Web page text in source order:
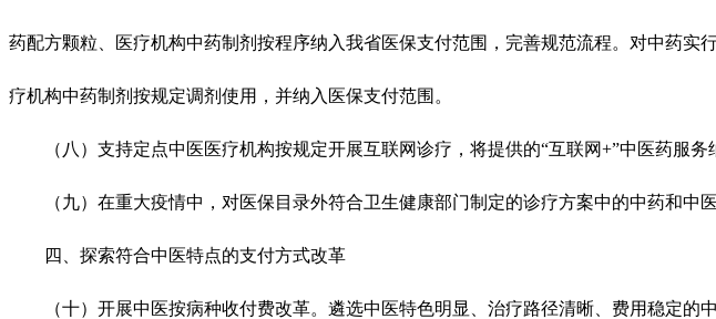
药配方颗粒、医疗机构中药制剂按程序纳入我省医保支付范围，完善规范流程。对中药
疗机构中药制剂按规定调剂使用，并纳入医保支付范围。
（八）支持定点中医医疗机构按规定开展互联网诊疗，将提供的“互联网+”中医药服务
（九）在重大疫情中，对医保目录外符合卫生健康部门制定的诊疗方案中的中药和中
四、探索符合中医特点的支付方式改革
（十）开展中医按病种收付费改革。遴选中医特色明显、治疗路径清晰、费用稳定的